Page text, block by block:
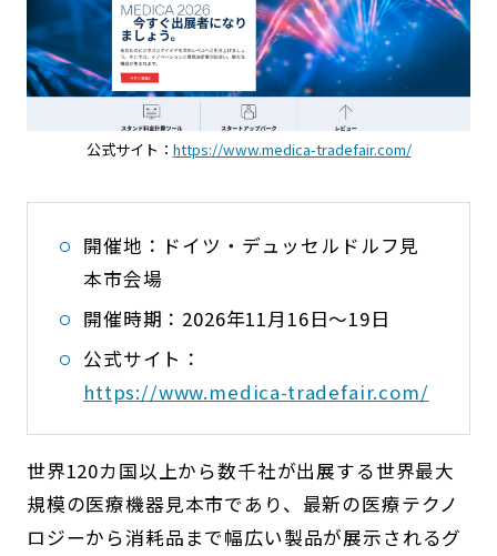
公式サイト： https://www.medica-tradefair.com/
開催地：ドイツ・デュッセルドルフ見
本市会場
開催時期：2026年11月16日〜19日
公式サイト：
https://www.medica-tradefair.com/
世界120カ国以上から数千社が出展する世界最大
規模の医療機器見本市であり、最新の医療テクノ
ロジーから消耗品まで幅広い製品が展示されるグ